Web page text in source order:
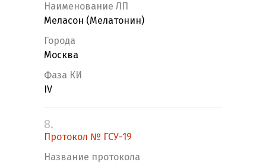
Наименование ЛП
Меласон (Мелатонин)
Города
Москва
Фаза КИ
IV
8.
Протокол № ГСУ-19
Название протокола